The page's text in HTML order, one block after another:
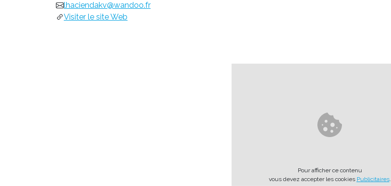
lhaciendakv@wandoo.fr
Visiter le site Web
Pour afficher ce contenu
vous devez accepter les cookies Publicitaires.